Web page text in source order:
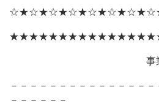
事業承継 こ
－－－－－－－－－－－－－－
－－－－－－